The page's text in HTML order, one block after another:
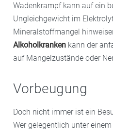
Wadenkrampf kann auf ein
Ungleichgewicht im
Mineralstoffmangel
Alkoholkranken kann der
auf Mangelzustände oder
Vorbeugung
Doch nicht immer ist ein
Wer gelegentlich unter